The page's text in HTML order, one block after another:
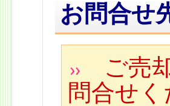
お問合せ
ご売
問合せく